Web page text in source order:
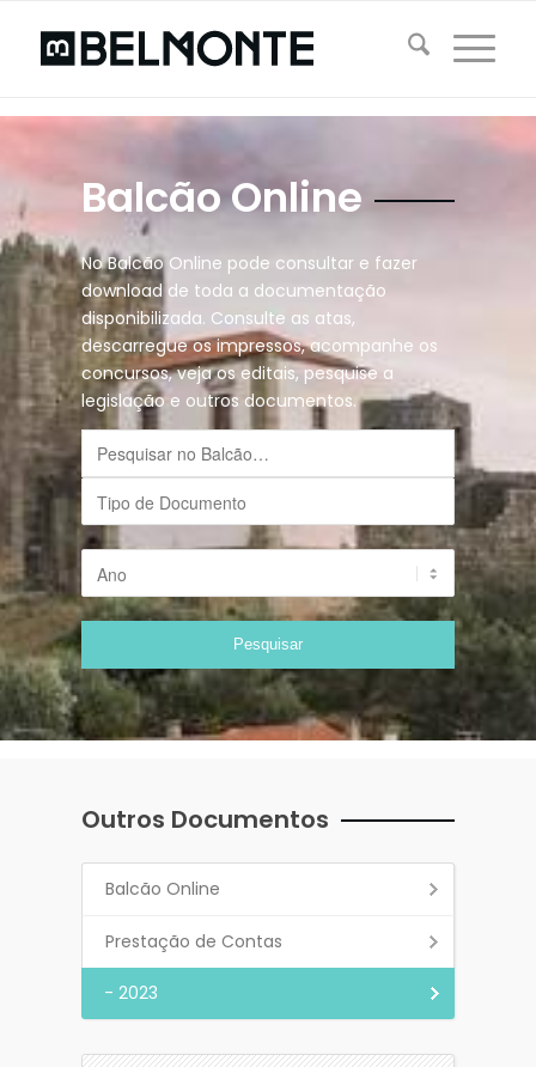
Balcão Online
No Balcão Online pode consultar e fazer
download de toda a documentação
disponibilizada. Consulte as atas,
descarregue os impressos, acompanhe os
concursos, veja os editais, pesquise a
legislação e outros documentos.
Outros Documentos
Balcão Online
Prestação de Contas
- 2023